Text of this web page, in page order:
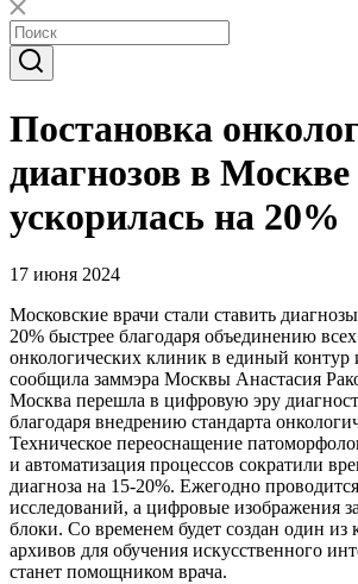
Постановка
диагнозов в Москве
ускорилась на 20%
17 июня 2024
Московские врачи стали ставить
20% быстрее благодаря объединению
онкологических клиник в единый
сообщила заммэра Москвы Анастасия
Москва перешла в цифровую эру
благодаря внедрению стандарта
Техническое переоснащение
и автоматизация процессов сократили
диагноза на 15-20%. Ежегодно
исследований, а цифровые изображения
блоки. Со временем будет создан один
архивов для обучения искусственного
станет помощником врача.